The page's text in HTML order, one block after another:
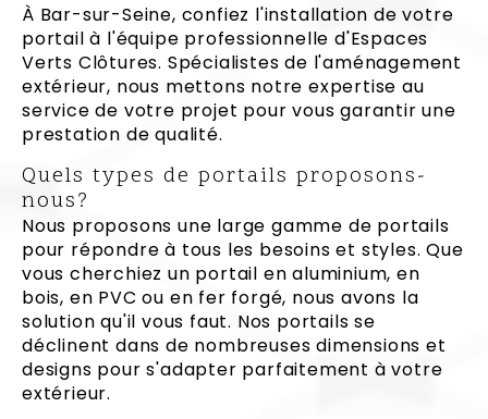
À Bar-sur-Seine, confiez l'installation de votre
portail à l'équipe professionnelle d'Espaces
Verts Clôtures. Spécialistes de l'aménagement
extérieur, nous mettons notre expertise au
service de votre projet pour vous garantir une
prestation de qualité.
Quels types de portails proposons-
nous?
Nous proposons une large gamme de portails
pour répondre à tous les besoins et styles. Que
vous cherchiez un portail en aluminium, en
bois, en PVC ou en fer forgé, nous avons la
solution qu'il vous faut. Nos portails se
déclinent dans de nombreuses dimensions et
designs pour s'adapter parfaitement à votre
extérieur.